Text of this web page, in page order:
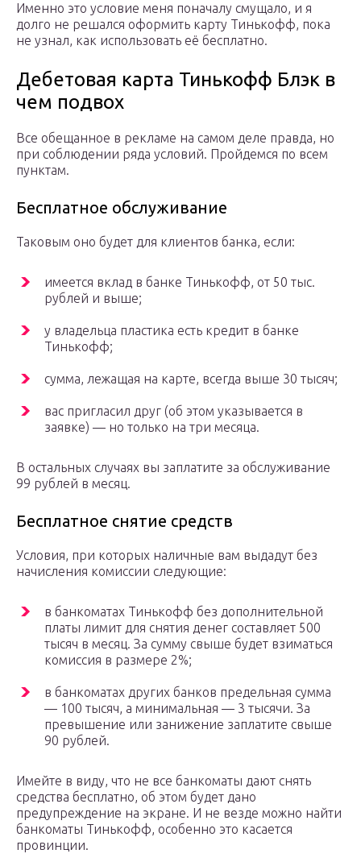
Именно это условие меня поначалу смущало, и я
долго не решался оформить карту Тинькофф, пока
не узнал, как использовать её бесплатно.
Дебетовая карта Тинькофф Блэк в
чем подвох
Все обещанное в рекламе на самом деле правда, но
при соблюдении ряда условий. Пройдемся по всем
пунктам.
Бесплатное обслуживание
Таковым оно будет для клиентов банка, если:
имеется вклад в банке Тинькофф, от 50 тыс.
рублей и выше;
у владельца пластика есть кредит в банке
Тинькофф;
сумма, лежащая на карте, всегда выше 30 тысяч;
вас пригласил друг (об этом указывается в
заявке) — но только на три месяца.
В остальных случаях вы заплатите за обслуживание
99 рублей в месяц.
Бесплатное снятие средств
Условия, при которых наличные вам выдадут без
начисления комиссии следующие:
в банкоматах Тинькофф без дополнительной
платы лимит для снятия денег составляет 500
тысяч в месяц. За сумму свыше будет взиматься
комиссия в размере 2%;
в банкоматах других банков предельная сумма
— 100 тысяч, а минимальная — 3 тысячи. За
превышение или занижение заплатите свыше
90 рублей.
Имейте в виду, что не все банкоматы дают снять
средства бесплатно, об этом будет дано
предупреждение на экране. И не везде можно найти
банкоматы Тинькофф, особенно это касается
провинции.